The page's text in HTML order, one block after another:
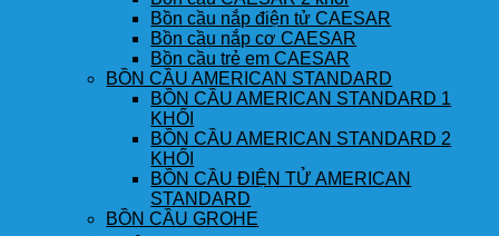
Bồn cầu nắp điện tử CAESAR
Bồn cầu nắp cơ CAESAR
Bồn cầu trẻ em CAESAR
BỒN CẦU AMERICAN STANDARD
BỒN CẦU AMERICAN STANDARD 1
KHỐI
BỒN CẦU AMERICAN STANDARD 2
KHỐI
BỒN CẦU ĐIỆN TỬ AMERICAN
STANDARD
BỒN CẦU GROHE